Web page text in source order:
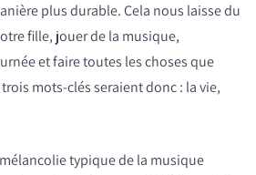
plus durable. Cela nous laisse du
fille, jouer de la musique,
et faire toutes les choses que
mots-clés seraient donc : la vie,
typique de la musique